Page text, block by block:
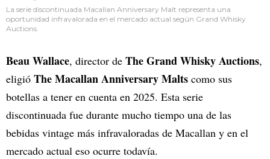
La serie discontinuada Macallan Anniversary Malt representa una
oportunidad infravalorada en el mercado actual según Grand Whisky
Auctions.
Beau Wallace, director de The Grand Whisky Auctions,
eligió The Macallan Anniversary Malts como sus
botellas a tener en cuenta en 2025. Esta serie
discontinuada fue durante mucho tiempo una de las
bebidas vintage más infravaloradas de Macallan y en el
mercado actual eso ocurre todavía.